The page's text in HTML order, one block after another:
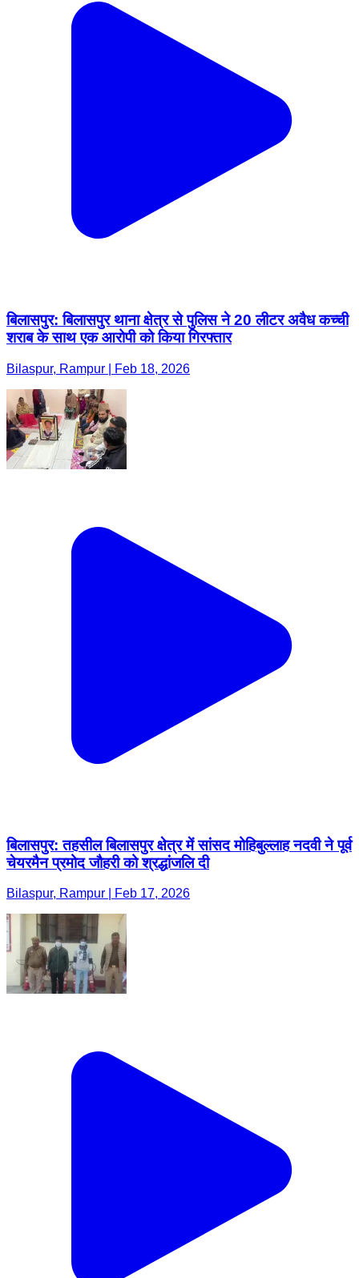
बिलासपुर: बिलासपुर थाना क्षेत्र से पुलिस ने 20 लीटर अवैध कच्ची
शराब के साथ एक आरोपी को किया गिरफ्तार
Bilaspur, Rampur | Feb 18, 2026
बिलासपुर: तहसील बिलासपुर क्षेत्र में सांसद मोहिबुल्लाह नदवी ने पूर्व
चेयरमैन प्रमोद जौहरी को श्रद्धांजलि दी
Bilaspur, Rampur | Feb 17, 2026